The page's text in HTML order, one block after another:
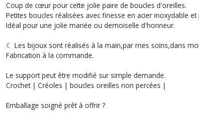
Coup de cœur pour cette jolie paire de boucles d'oreilles.
Petites boucles réalisées avec finesse en acier inoxydable
Idéal pour une jolie mariée ou demoiselle d'honneur.
☾ Les bijoux sont réalisés à la main,par mes soins,dans
Fabrication à la commande.
Le support peut être modifié sur simple demande.
Crochet | Créoles | boucles oreilles non percées |
Emballage soigné prêt à offrir ?